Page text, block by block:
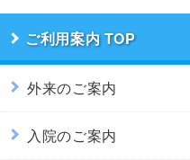
ご利用案内
外来のご案内
入院のご案内